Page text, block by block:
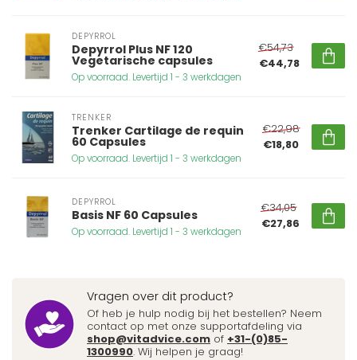
DEPYRROL
Depyrrol Plus NF 120
Vegetarische capsules
Op voorraad. Levertijd 1 - 3 werkdagen
€54,73
€44,78
TRENKER
Trenker Cartilage de requin
60 Capsules
Op voorraad. Levertijd 1 - 3 werkdagen
€22,98
€18,80
DEPYRROL
Basis NF 60 Capsules
Op voorraad. Levertijd 1 - 3 werkdagen
€34,05
€27,86
Vragen over dit product?
Of heb je hulp nodig bij het bestellen? Neem
contact op met onze supportafdeling via
shop@vitadvice.com of +31-(0)85-
1300990. Wij helpen je graag!